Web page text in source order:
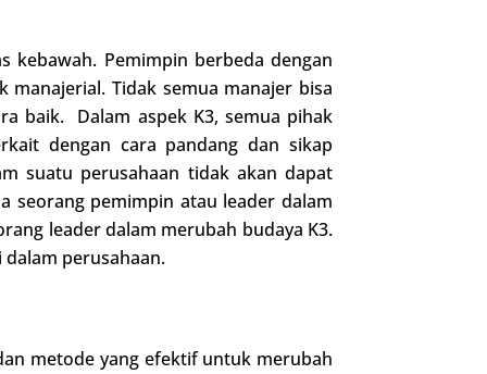
kebawah. Pemimpin berbeda dengan
manajerial. Tidak semua manajer bisa
baik. Dalam aspek K3, semua pihak
dengan cara pandang dan sikap
suatu perusahaan tidak akan dapat
seorang pemimpin atau leader dalam
leader dalam merubah budaya K3.
perusahaan.
metode yang efektif untuk merubah